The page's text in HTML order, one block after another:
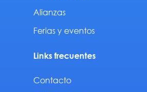
Alianzas
Ferias y eventos
Links frecuentes
Contacto